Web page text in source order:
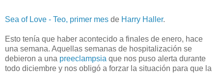
Sea of Love - Teo, primer mes de Harry Haller.
Esto tenía que haber acontecido a finales de enero, hace
una semana. Aquellas semanas de hospitalización se
debieron a una preeclampsia que nos puso alerta durante
todo diciembre y nos obligó a forzar la situación para que la